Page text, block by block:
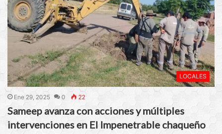
LOCALES
Ene 29, 2025 0 22
Sameep avanza con acciones y múltiples
intervenciones en El Impenetrable chaqueño